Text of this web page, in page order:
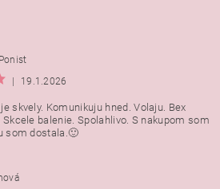
|
19.1.2026
skvely. Komunikuju hned. Volaju. Bex
balenie. Spolahlivo. S nakupom som
som dostala.🙂